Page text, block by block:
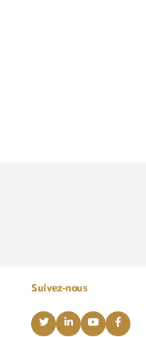
Suivez-nous